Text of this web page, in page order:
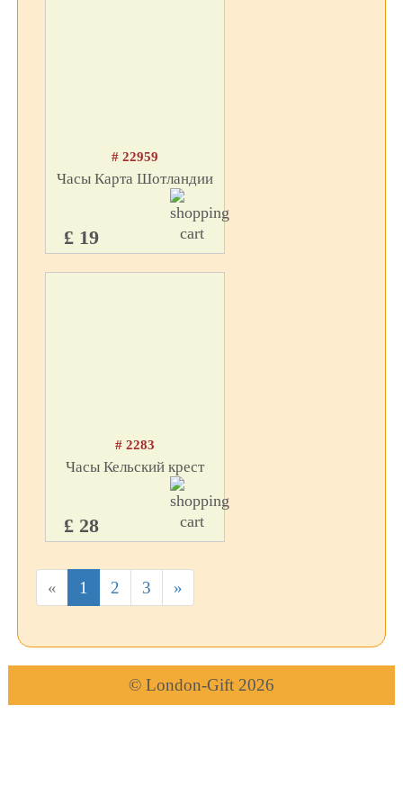
# 22959
Часы Карта Шотландии
£ 19
# 2283
Часы Кельский крест
£ 28
« 1 2 3 »
© London-Gift 2026